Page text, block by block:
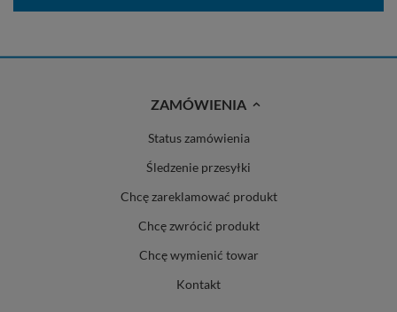
ZAMÓWIENIA
Status zamówienia
Śledzenie przesyłki
Chcę zareklamować produkt
Chcę zwrócić produkt
Chcę wymienić towar
Kontakt